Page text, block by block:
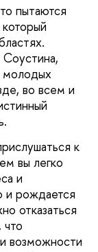
пытаются
молодых
во всем и
к
вы легко
и
и рождается
отказаться
возможности